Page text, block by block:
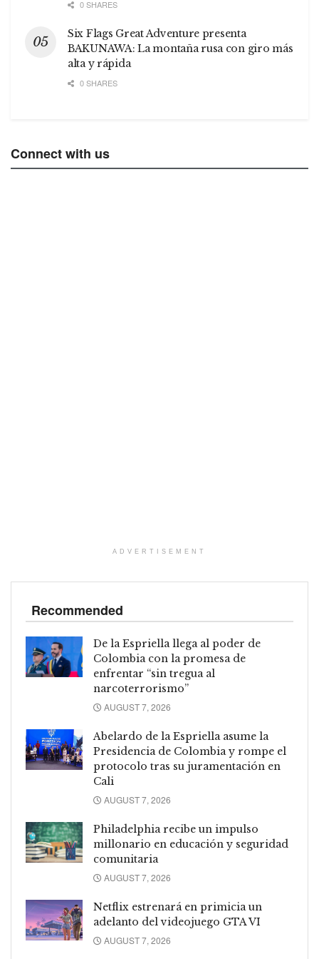
0 SHARES
Six Flags Great Adventure presenta
BAKUNAWA: La montaña rusa con giro más
alta y rápida
0 SHARES
Connect with us
ADVERTISEMENT
Recommended
De la Espriella llega al poder de
Colombia con la promesa de
enfrentar “sin tregua al
narcoterrorismo”
AUGUST 7, 2026
Abelardo de la Espriella asume la
Presidencia de Colombia y rompe el
protocolo tras su juramentación en
Cali
AUGUST 7, 2026
Philadelphia recibe un impulso
millonario en educación y seguridad
comunitaria
AUGUST 7, 2026
Netflix estrenará en primicia un
adelanto del videojuego GTA VI
AUGUST 7, 2026